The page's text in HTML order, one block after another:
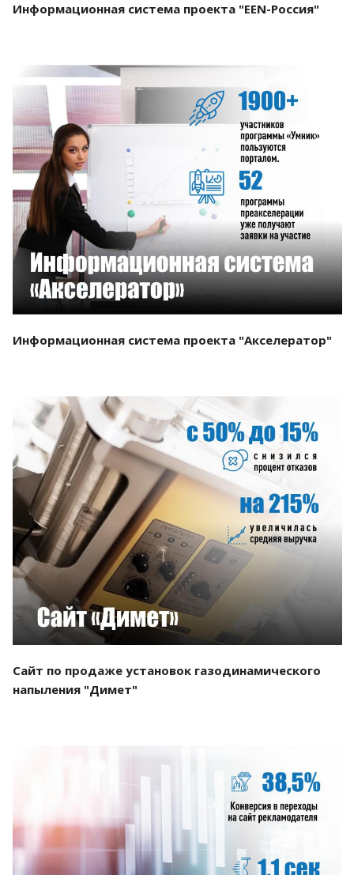
Информационная система проекта "EEN-Россия"
Смотреть проект
Информационная система проекта "Акселератор"
Смотреть проект
Сайт по продаже установок газодинамического
напыления "Димет"